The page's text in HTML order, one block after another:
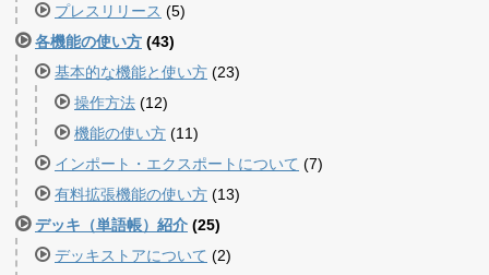
プレスリリース (5)
各機能の使い方 (43)
基本的な機能と使い方 (23)
操作方法 (12)
機能の使い方 (11)
インポート・エクスポートについて (7)
有料拡張機能の使い方 (13)
デッキ（単語帳）紹介 (25)
デッキストアについて (2)